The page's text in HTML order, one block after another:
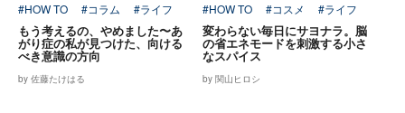
#HOW TO #コラム #ライフ
もう考えるの、やめました〜あ
がり症の私が見つけた、向ける
べき意識の方向
by 佐藤たけはる
#HOW TO #コスメ #ライフ
変わらない毎日にサヨナラ。脳
の省エネモードを刺激する小さ
なスパイス
by 関山ヒロシ